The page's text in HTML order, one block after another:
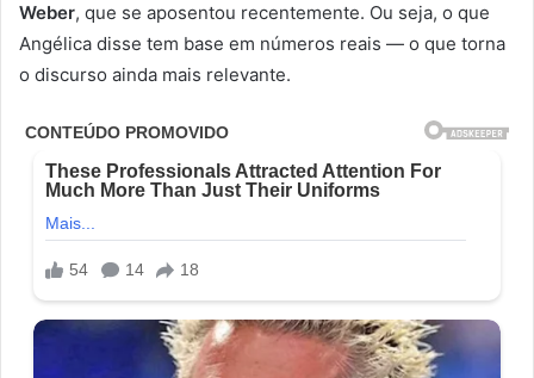
Weber, que se aposentou recentemente. Ou seja, o que
Angélica disse tem base em números reais — o que torna
o discurso ainda mais relevante.